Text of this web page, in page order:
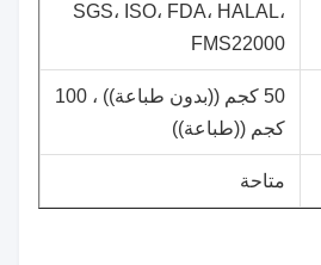
SGS، ISO، FDA، HALAL،
FMS22000
50 كجم ((بدون طباعة)) ، 100
كجم ((طباعة))
متاحة